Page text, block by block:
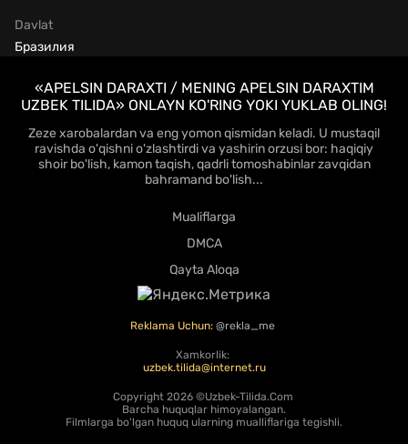
Davlat
Бразилия
«APELSIN DARAXTI / MENING APELSIN DARAXTIM
UZBEK TILIDA» ONLAYN KO'RING YOKI YUKLAB OLING!
Zeze xarobalardan va eng yomon qismidan keladi. U mustaqil
ravishda o'qishni o'zlashtirdi va yashirin orzusi bor: haqiqiy
shoir bo'lish, kamon taqish, qadrli tomoshabinlar zavqidan
bahramand bo'lish...
Mualiflarga
DMCA
Qayta Aloqa
Reklama Uchun: @rekla_me
Xamkorlik:
uzbek.tilida@internet.ru
Copyright 2026 ©Uzbek-Tilida.Com
Barcha huquqlar himoyalangan.
Filmlarga bo'lgan huquq ularning mualliflariga tegishli.